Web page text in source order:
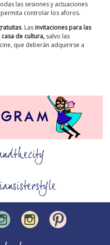
las sesiones y actuaciones
controlar los aforos.
. Las invitaciones para las
de cultura, salvo las
que deberán adquirirse a